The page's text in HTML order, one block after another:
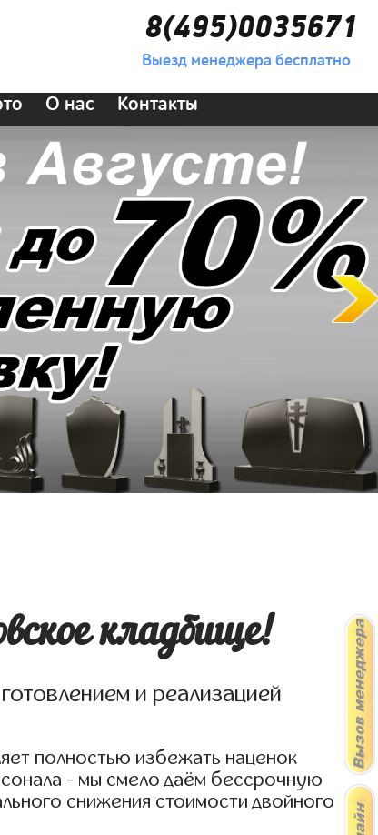
8(495)0035671
Выезд менеджера бесплатно
О нас Контакты
кладбище!
и реализацией
полностью избежать наценок
- мы смело даём бессрочную
снижения стоимости двойного